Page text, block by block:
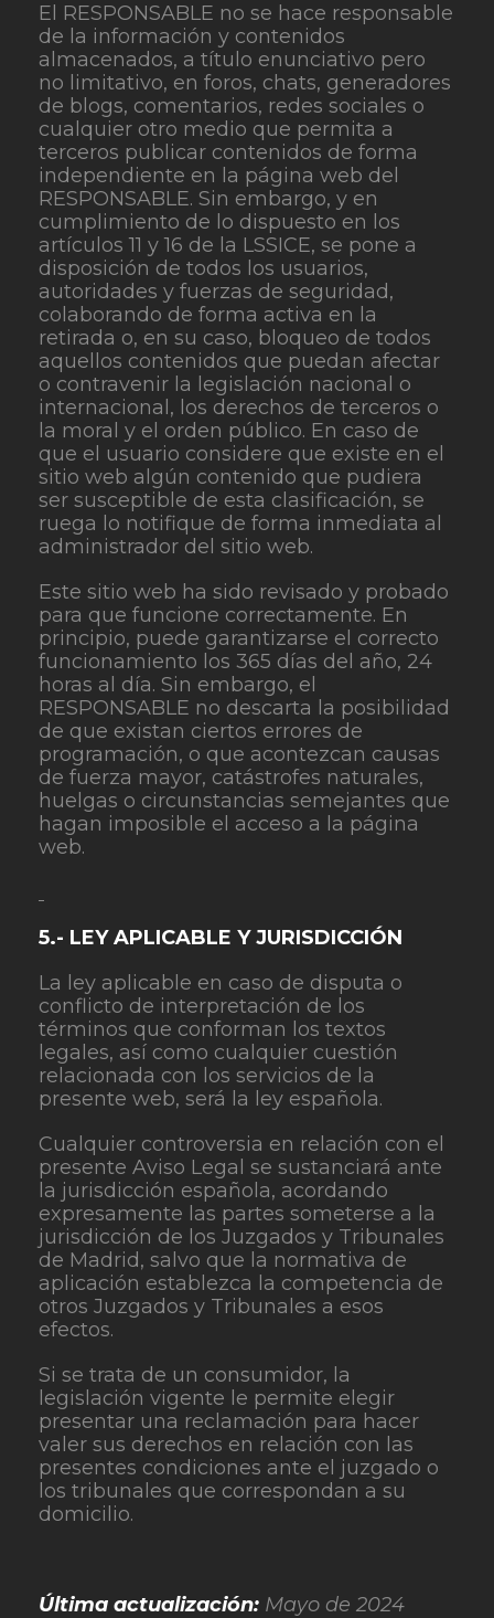
El RESPONSABLE no se hace responsable
de la información y contenidos
almacenados, a título enunciativo pero
no limitativo, en foros, chats, generadores
de blogs, comentarios, redes sociales o
cualquier otro medio que permita a
terceros publicar contenidos de forma
independiente en la página web del
RESPONSABLE. Sin embargo, y en
cumplimiento de lo dispuesto en los
artículos 11 y 16 de la LSSICE, se pone a
disposición de todos los usuarios,
autoridades y fuerzas de seguridad,
colaborando de forma activa en la
retirada o, en su caso, bloqueo de todos
aquellos contenidos que puedan afectar
o contravenir la legislación nacional o
internacional, los derechos de terceros o
la moral y el orden público. En caso de
que el usuario considere que existe en el
sitio web algún contenido que pudiera
ser susceptible de esta clasificación, se
ruega lo notifique de forma inmediata al
administrador del sitio web.
Este sitio web ha sido revisado y probado
para que funcione correctamente. En
principio, puede garantizarse el correcto
funcionamiento los 365 días del año, 24
horas al día. Sin embargo, el
RESPONSABLE no descarta la posibilidad
de que existan ciertos errores de
programación, o que acontezcan causas
de fuerza mayor, catástrofes naturales,
huelgas o circunstancias semejantes que
hagan imposible el acceso a la página
web.
5.- LEY APLICABLE Y JURISDICCIÓN
La ley aplicable en caso de disputa o
conflicto de interpretación de los
términos que conforman los textos
legales, así como cualquier cuestión
relacionada con los servicios de la
presente web, será la ley española.
Cualquier controversia en relación con el
presente Aviso Legal se sustanciará ante
la jurisdicción española, acordando
expresamente las partes someterse a la
jurisdicción de los Juzgados y Tribunales
de Madrid, salvo que la normativa de
aplicación establezca la competencia de
otros Juzgados y Tribunales a esos
efectos.
Si se trata de un consumidor, la
legislación vigente le permite elegir
presentar una reclamación para hacer
valer sus derechos en relación con las
presentes condiciones ante el juzgado o
los tribunales que correspondan a su
domicilio.
Última actualización: Mayo de 2024